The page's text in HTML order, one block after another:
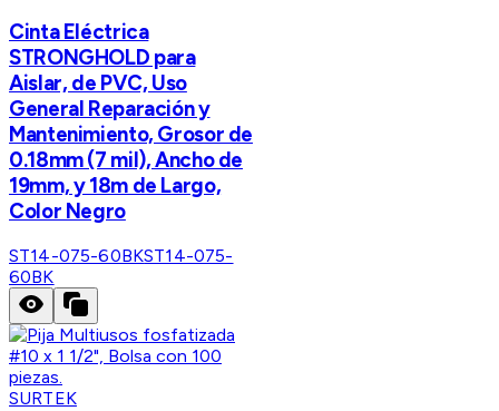
Cinta Eléctrica
STRONGHOLD para
Aislar, de PVC, Uso
General Reparación y
Mantenimiento, Grosor de
0.18mm (7 mil), Ancho de
19mm, y 18m de Largo,
Color Negro
ST14-075-60BKST14-075-
60BK
SURTEK